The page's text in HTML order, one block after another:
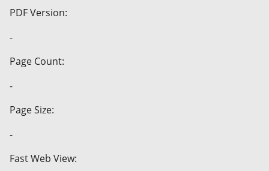
PDF Version:
-
Page Count:
-
Page Size:
-
Fast Web View: